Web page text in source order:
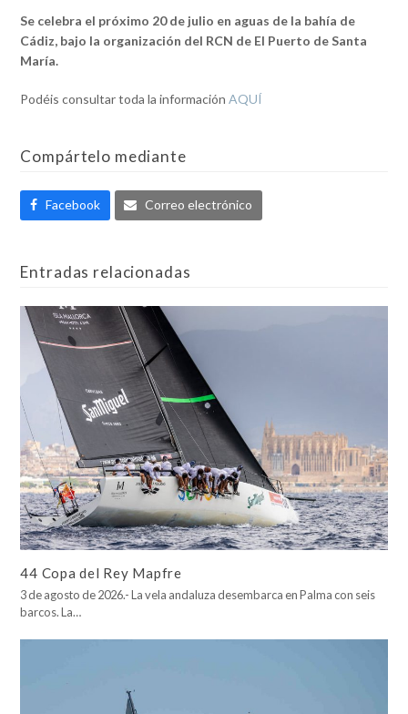
Se celebra el próximo 20 de julio en aguas de la bahía de
Cádiz, bajo la organización del RCN de El Puerto de Santa
María.
Podéis consultar toda la informaciónAQUÍ
Compártelo mediante
Facebook Correo electrónico
Entradas relacionadas
44 Copa del Rey Mapfre
3 de agosto de 2026.- La vela andaluza desembarca en Palma con seis
barcos. La…